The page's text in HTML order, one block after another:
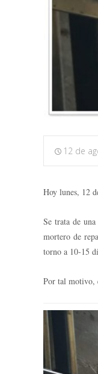
12 de
Hoy lunes, 12
Se trata de
mortero de
torno a 10-15
Por tal motivo,